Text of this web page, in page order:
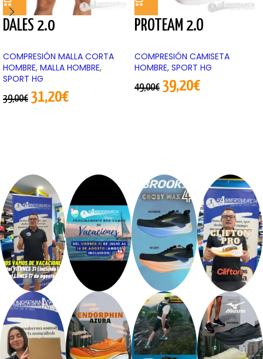
DALES 2.0
COMPRESIÓN MALLA CORTA
HOMBRE, MALLA HOMBRE,
SPORT HG
39,00€ 31,20€
PROTEAM 2.O
COMPRESIÓN CAMISETA
HOMBRE, SPORT HG
49,00€ 39,20€